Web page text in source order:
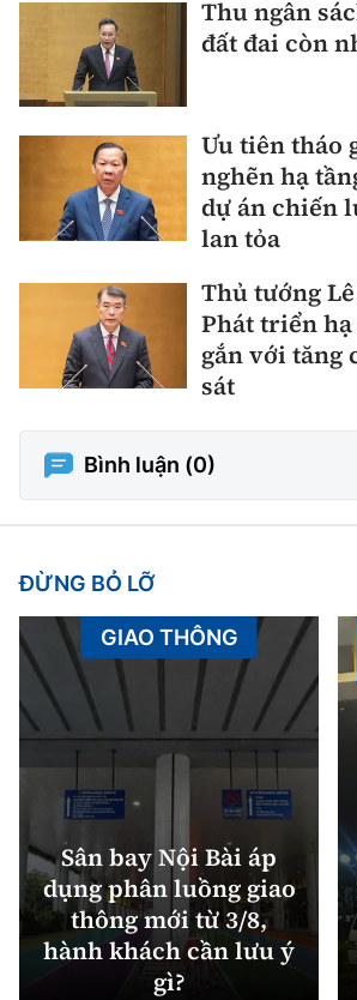
Thu ngân
đất đai còn
Ưu tiên tháo
nghẽn hạ
dự án chiến
lan tỏa
Thủ tướng
Phát triển
gắn với tăng
sát
Bình luận (0)
ĐỪNG BỎ LỠ
Sân bay Nội Bài áp
dụng phân luồng giao
thông mới từ 3/8,
hành khách cần lưu ý
gì?
GIAO THÔNG